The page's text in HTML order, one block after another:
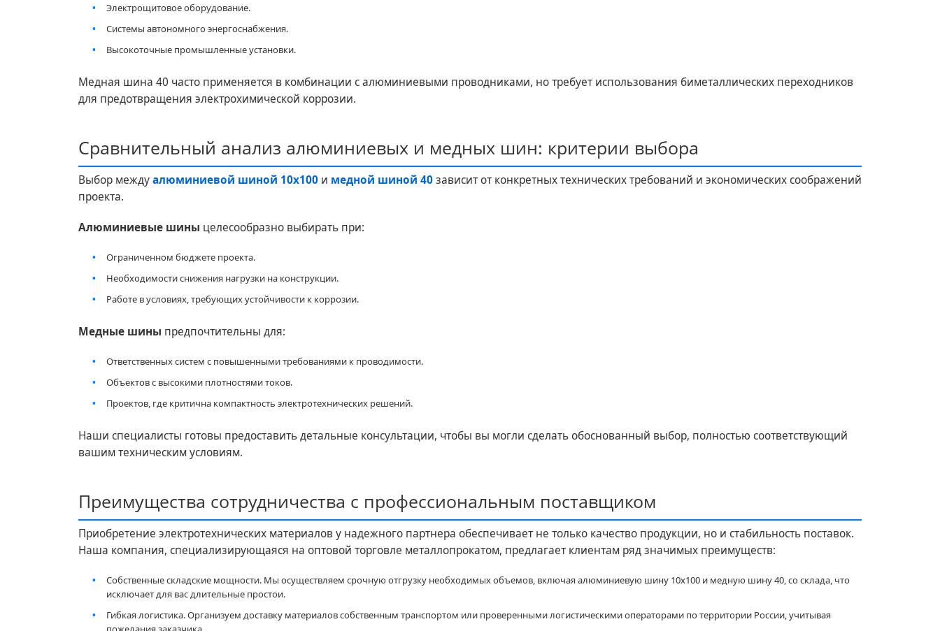
Электрощитовое оборудование.
Системы автономного энергоснабжения.
Высокоточные промышленные установки.
Медная шина 40 часто применяется в комбинации с алюминиевыми проводниками, но требует использования биметаллических переходников
для предотвращения электрохимической коррозии.
Сравнительный анализ алюминиевых и медных шин: критерии выбора
Выбор междуалюминиевой шиной 10х100 и медной шиной 40зависит от конкретных технических требований и экономических соображений
проекта.
Алюминиевые шины целесообразно выбирать при:
Ограниченном бюджете проекта.
Необходимости снижения нагрузки на конструкции.
Работе в условиях, требующих устойчивости к коррозии.
Медные шины предпочтительны для:
Ответственных систем с повышенными требованиями к проводимости.
Объектов с высокими плотностями токов.
Проектов, где критична компактность электротехнических решений.
Наши специалисты готовы предоставить детальные консультации, чтобы вы могли сделать обоснованный выбор, полностью соответствующий
вашим техническим условиям.
Преимущества сотрудничества с профессиональным поставщиком
Приобретение электротехнических материалов у надежного партнера обеспечивает не только качество продукции, но и стабильность поставок.
Наша компания, специализирующаяся на оптовой торговле металлопрокатом, предлагает клиентам ряд значимых преимуществ:
Собственные складские мощности. Мы осуществляем срочную отгрузку необходимых объемов, включая алюминиевую шину 10х100 и медную шину 40, со склада, что
исключает для вас длительные простои.
Гибкая логистика. Организуем доставку материалов собственным транспортом или проверенными логистическими операторами по территории России, учитывая